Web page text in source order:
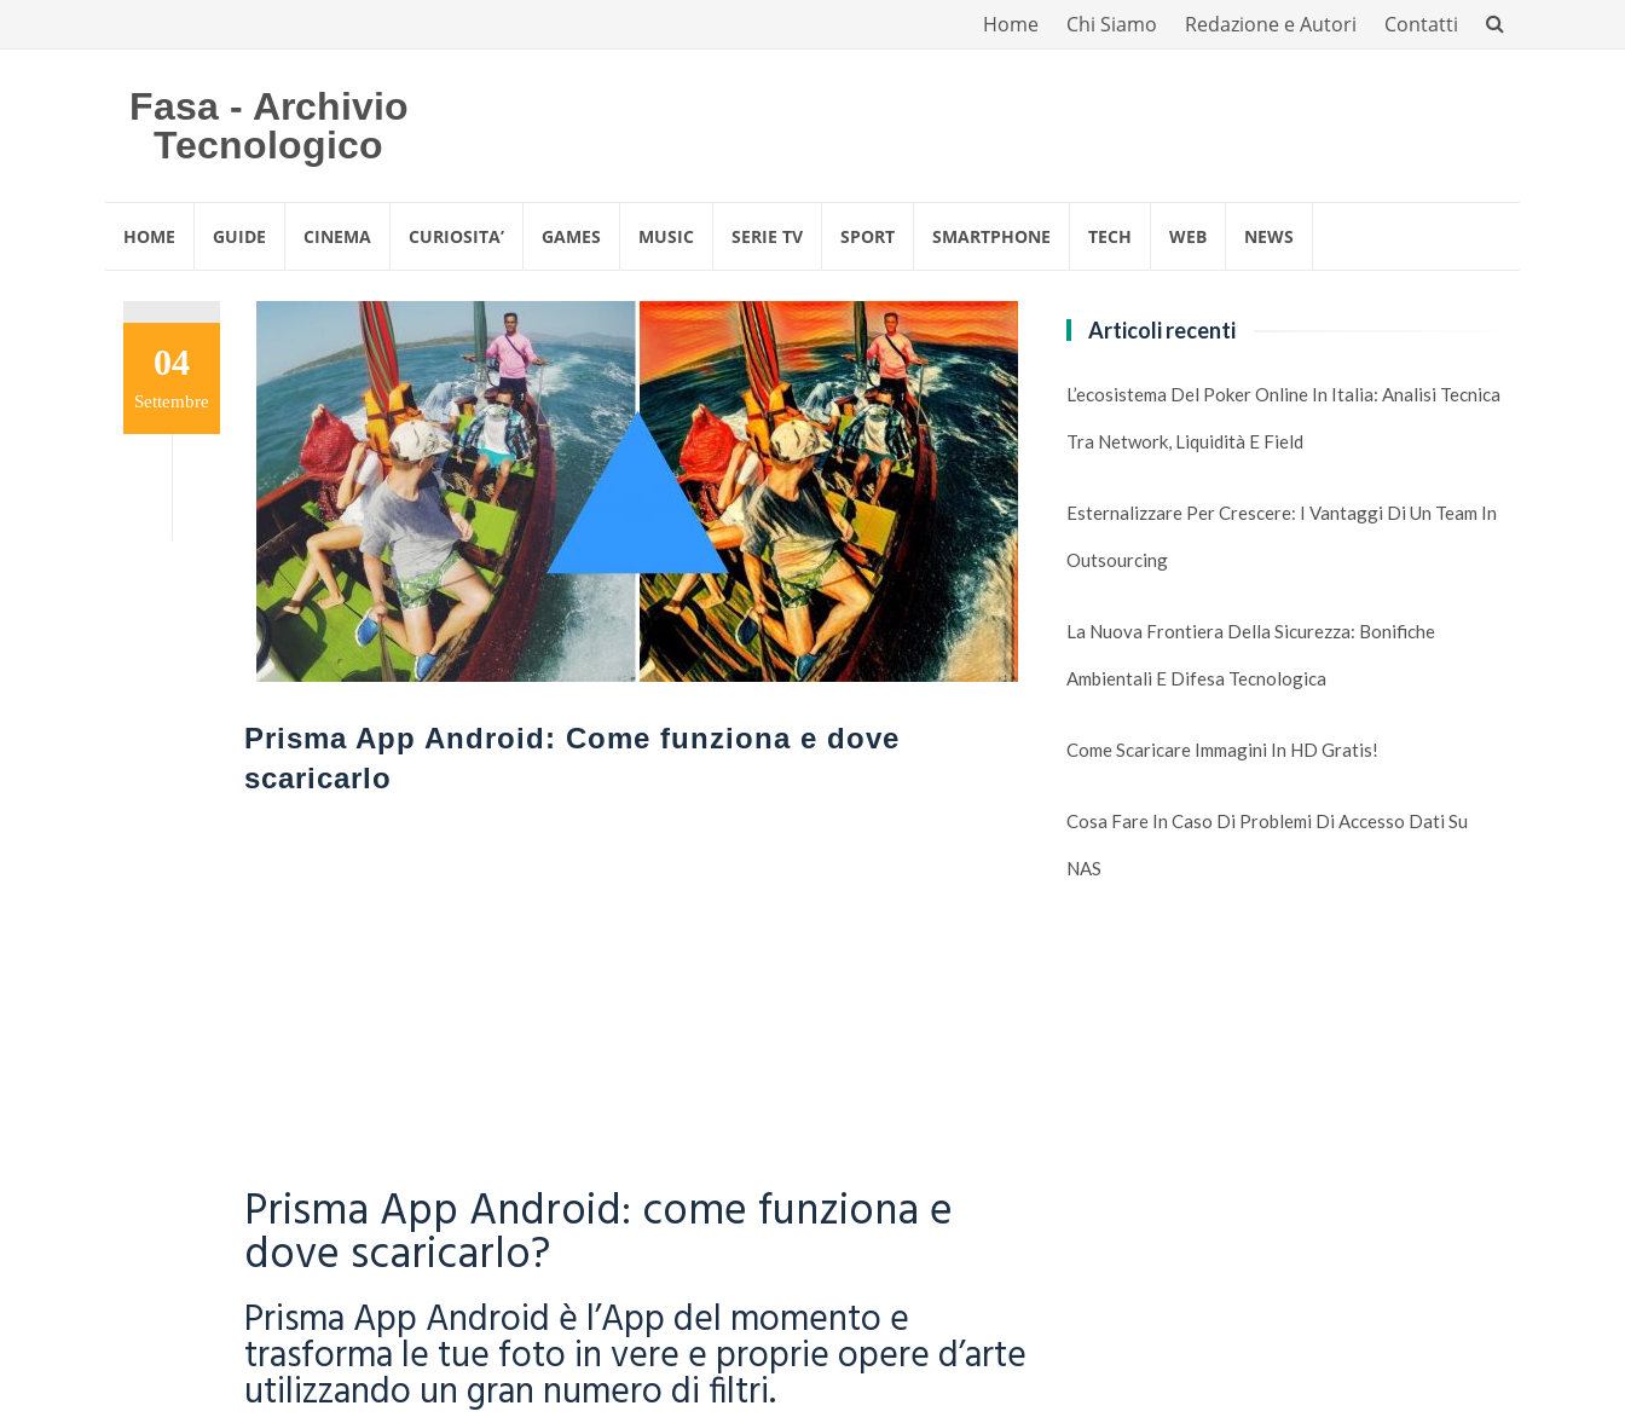
Vai
Home Chi Siamo Redazione e Autori Contatti
Fasa - Archivio
Tecnologico
HOME GUIDE CINEMA CURIOSITA’ GAMES MUSIC SERIE TV SPORT SMARTPHONE TECH WEB NEWS
04
Settembre
Prisma App Android: Come funziona e dove
scaricarlo
Prisma App Android: come funziona e
dove scaricarlo?
Prisma App Android è l’App del momento e
trasforma le tue foto in vere e proprie opere d’arte
utilizzando un gran numero di filtri.
Articoli recenti
L’ecosistema Del Poker Online In Italia: Analisi Tecnica
Tra Network, Liquidità E Field
Esternalizzare Per Crescere: I Vantaggi Di Un Team In
Outsourcing
La Nuova Frontiera Della Sicurezza: Bonifiche
Ambientali E Difesa Tecnologica
Come Scaricare Immagini In HD Gratis!
Cosa Fare In Caso Di Problemi Di Accesso Dati Su
NAS